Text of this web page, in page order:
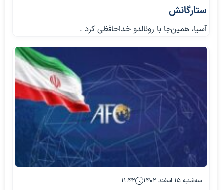
ستارگانش
آسیا، همین‌جا با رونالدو خداحافظی کرد .
سه‌شنبه ۱۵ اسفند ۱۴۰۲ ۱۱:۴۲